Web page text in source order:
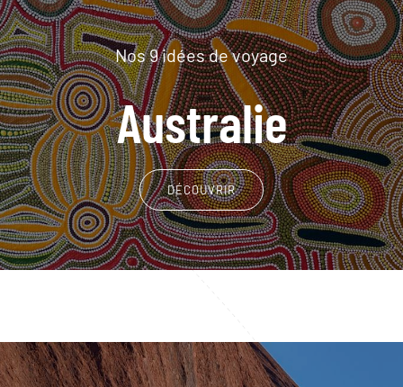
Nos 9 idées de voyage
Australie
DÉCOUVRIR